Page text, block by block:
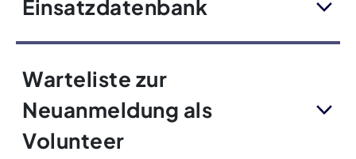
Einsatzdatenbank
Warteliste zur
Neuanmeldung als
Volunteer